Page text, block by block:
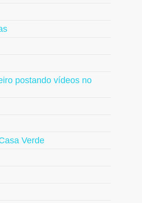
postando vídeos no
Verde